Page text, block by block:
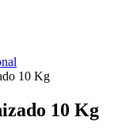
10 Kg
10 Kg